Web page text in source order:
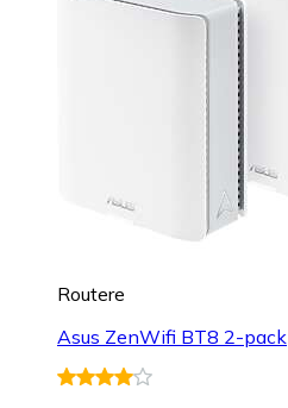
Routere
Asus ZenWifi BT8 2-pack